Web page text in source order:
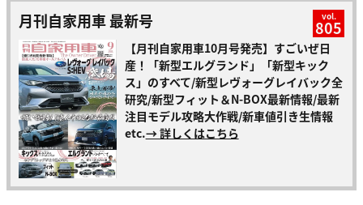
月刊自家用車 最新号 vol.
805
【月刊自家用車10月号発売】すごいぜ日
産！「新型エルグランド」「新型キック
ス」のすべて/新型レヴォーグレイバック全
研究/新型フィット＆N-BOX最新情報/最新
注目モデル攻略大作戦/新車値引き生情報
etc.→ 詳しくはこちら